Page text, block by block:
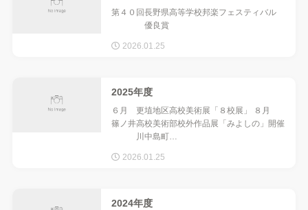
第４０回長野県高等学校邦楽フェスティバル
優良賞
2026.01.25
2025年度
６月 更埴地区高校美術展「８校展」 ８月
篠ノ井高校美術部校外作品展「みよしの」開催
川中島町…
2026.01.25
2024年度